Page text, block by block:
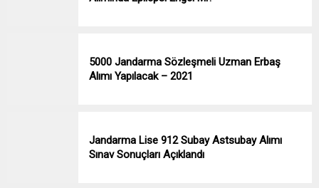
5000 Jandarma Sözleşmeli Uzman Erbaş
Alımı Yapılacak – 2021
Jandarma Lise 912 Subay Astsubay Alımı
Sınav Sonuçları Açıklandı